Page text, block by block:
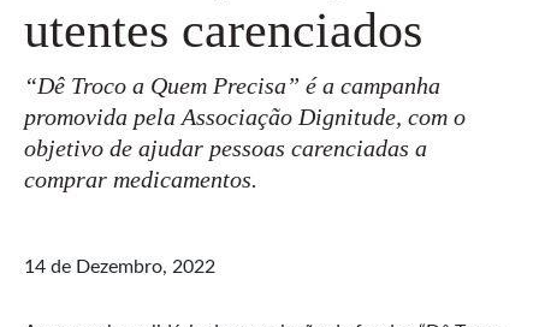
utentes carenciados
“Dê Troco a Quem Precisa” é a campanha
promovida pela Associação Dignitude, com o
objetivo de ajudar pessoas carenciadas a
comprar medicamentos.
14 de Dezembro, 2022